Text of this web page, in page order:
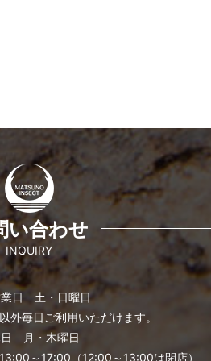
い合わせ
INQUIRY
業日 土・日曜日
外毎日ご利用いただけます。
日 月・木曜日
～17:00（12:00～13:00は閉店）